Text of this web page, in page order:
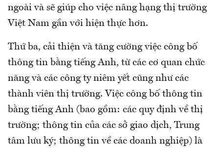
ngoài và sẽ giúp cho việc nâng hạng thị trường
Việt Nam gần với hiện thực hơn.
Thứ ba, cải thiện và tăng cường việc công bố
thông tin bằng tiếng Anh, từ các cơ quan chức
năng và các công ty niêm yết cũng như các
thành viên thị trường. Việc công bố thông tin
bằng tiếng Anh (bao gồm: các quy định về thị
trường; thông tin của các sở giao dịch, Trung
tâm lưu ký; thông tin về các doanh nghiệp) là